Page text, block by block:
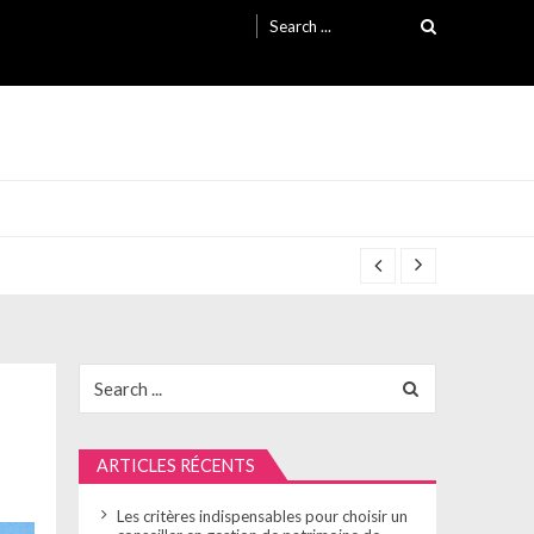
for:
for:
ARTICLES RÉCENTS
Les critères indispensables pour choisir un